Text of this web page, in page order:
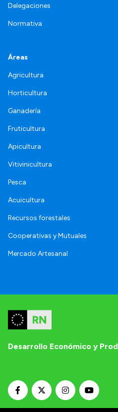
Delegaciones
Normativa
Áreas
Agricultura
Horticultura
Ganadería
Fruticultura
Apicultura
Vitivinicultura
Pesca
Acuicultura
Recursos forestales
Cooperativas y Mutuales
Mercado Artesanal
Desarrollo Económico y